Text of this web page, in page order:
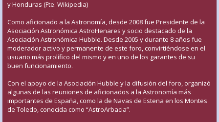
y Honduras (Fte. Wikipedia)
Como aficionado a la Astronomía, desde 2008 fue Presidente de la
Asociación Astronómica AstroHenares y socio destacado de la
Asociación Astronómica Hubble. Desde 2005 y durante 8 años fue
moderador activo y permanente de este foro, convirtiéndose en el
usuario más prolífico del mismo y en uno de los garantes de su
buen funcionamiento.
Con el apoyo de la Asociación Hubble y la difusión del foro, organizó
algunas de las reuniones de aficionados a la Astronomía más
importantes de España, como la de Navas de Estena en los Montes
de Toledo, conocida como “AstroArbacia”.